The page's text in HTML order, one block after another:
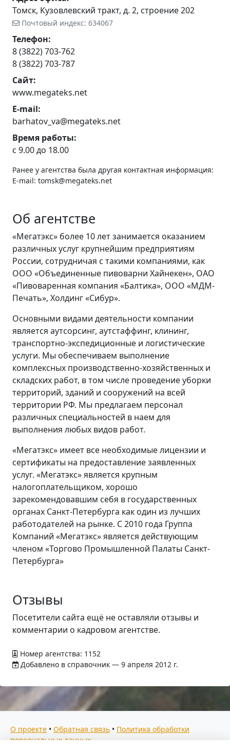
Томск, Кузовлевский тракт, д. 2, строение 202
Почтовый индекс: 634067
Телефон:
8 (3822) 703-762
8 (3822) 703-787
Сайт:
www.megateks.net
E-mail:
barhatov_va@megateks.net
Время работы:
с 9.00 до 18.00
Ранее у агентства была другая контактная информация:
E-mail: tomsk@megateks.net
Об агентстве
«Мегатэкс» более 10 лет занимается оказанием
различных услуг крупнейшим предприятиям
России, сотрудничая с такими компаниями, как
ООО «Объединенные пивоварни Хайнекен», ОАО
«Пивоваренная компания «Балтика», ООО «МДМ-
Печать», Холдинг «Сибур».
Основными видами деятельности компании
является аутсорсинг, аутстаффинг, клининг,
транспортно-экспедиционные и логистические
услуги. Мы обеспечиваем выполнение
комплексных производственно-хозяйственных и
складских работ, в том числе проведение уборки
территорий, зданий и сооружений на всей
территории РФ. Мы предлагаем персонал
различных специальностей в наем для
выполнения любых видов работ.
«Мегатэкс» имеет все необходимые лицензии и
сертификаты на предоставление заявленных
услуг. «Мегатэкс» является крупным
налогоплательщиком, хорошо
зарекомендовавшим себя в государственных
органах Санкт-Петербурга как один из лучших
работодателей на рынке. C 2010 года Группа
Компаний «Мегатэкс» является действующим
членом «Торгово Промышленной Палаты Санкт-
Петербурга»
Отзывы
Посетители сайта ещё не оставляли отзывы и
комментарии о кадровом агентстве.
Номер агентства: 1152
Добавлено в справочник — 9 апреля 2012 г.
О проекте • Обратная связь • Политика обработки
персональных данных